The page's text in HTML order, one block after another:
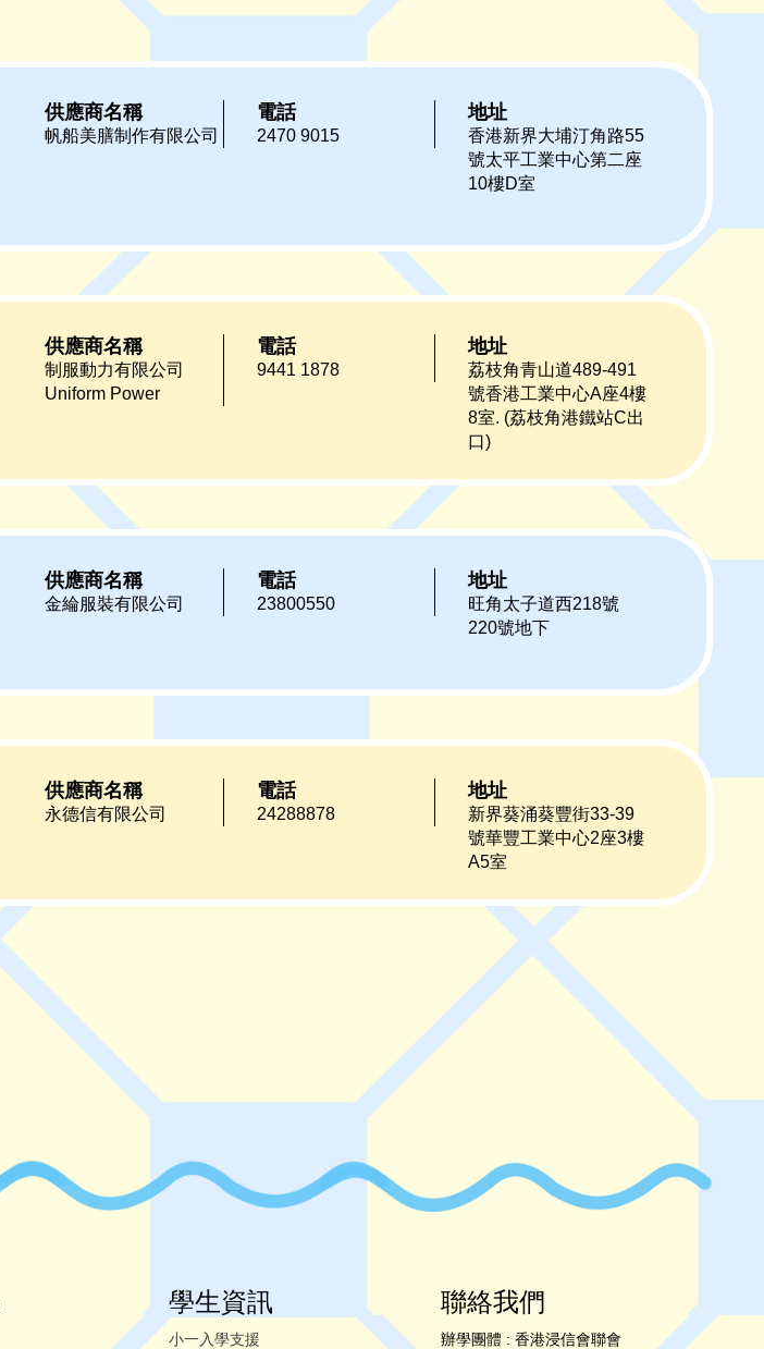
供應商名稱
帆船美膳制作有限公司
電話
2470 9015
地址
香港新界大埔汀角路55
號太平工業中心第二座
10樓D室
供應商名稱
制服動力有限公司
Uniform Power
電話
9441 1878
地址
荔枝角青山道489-491
號香港工業中心A座4樓
8室. (荔枝角港鐵站C出
口)
供應商名稱
金綸服裝有限公司
電話
23800550
地址
旺角太子道西218號
220號地下
供應商名稱
永德信有限公司
電話
24288878
地址
新界葵涌葵豐街33-39
號華豐工業中心2座3樓
A5室
學生資訊
小一入學支援
聯絡我們
辦學團體 : 香港浸信會聯會